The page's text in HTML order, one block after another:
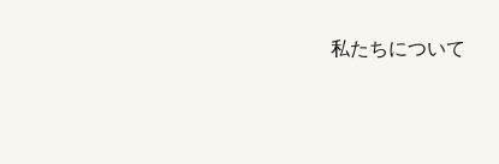
私たちについて